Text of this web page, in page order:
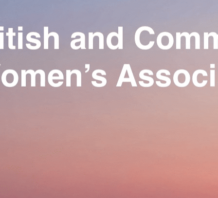
Exporter uniquement les colonnes affichées
Ajoutez un logo, un bouton, des réseaux sociaux
Our Association
Activities
Join us